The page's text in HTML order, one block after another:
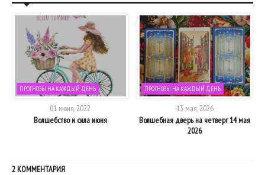
ПРОГНОЗЫ НА КАЖДЫЙ ДЕНЬ
01 июня, 2022
Волшебство и сила июня
ПРОГНОЗЫ НА КАЖДЫЙ ДЕНЬ
13 мая, 2026
Волшебная дверь на четверг 14 мая
2026
2 КОММЕНТАРИЯ